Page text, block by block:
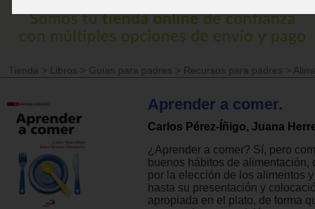
Tienda > Libros > Guías para padres > Recursos para padres >
Aprender a comer.
Carlos Pérez-Íñigo, Juana
¿Aprender a comer? Sí, pero
buenos hábitos de alimentación,
por la elección de los alimentos
hasta su presentación y
apropiada en el plato, de forma